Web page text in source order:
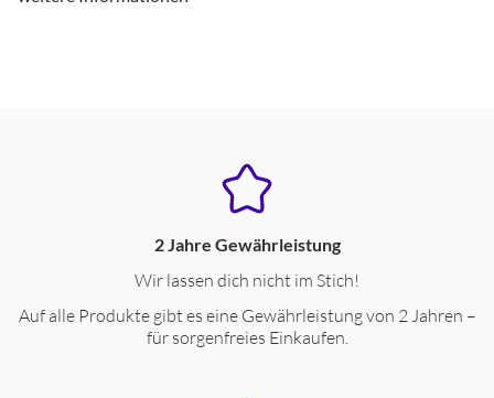
Anzahl benötigter Batterien
3
Gehäuse-Farben silber
2 Jahre Gewährleistung
Wir lassen dich nicht im Stich!
Auf alle Produkte gibt es eine Gewährleistung von 2 Jahren –
für sorgenfreies Einkaufen.